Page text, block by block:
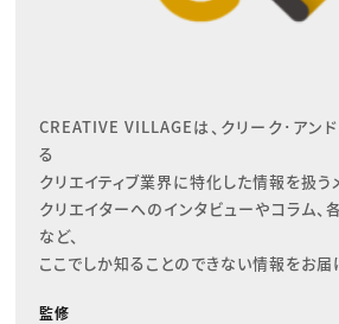
CREATIVE VILLAGEは、クリーク･アン
る
クリエイティブ業界に特化した情報を扱う
クリエイターへのインタビューやコラム、
など、
ここでしか知ることのできない情報をお届
監修